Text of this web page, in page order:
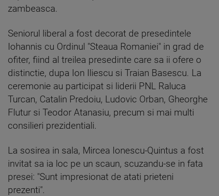
zambeasca.
Seniorul liberal a fost decorat de presedintele
Iohannis cu Ordinul "Steaua Romaniei" in grad de
ofiter, fiind al treilea presedinte care sa ii ofere o
distinctie, dupa Ion Iliescu si Traian Basescu. La
ceremonie au participat si liderii PNL Raluca
Turcan, Catalin Predoiu, Ludovic Orban, Gheorghe
Flutur si Teodor Atanasiu, precum si mai multi
consilieri prezidentiali.
La sosirea in sala, Mircea Ionescu-Quintus a fost
invitat sa ia loc pe un scaun, scuzandu-se in fata
presei: "Sunt impresionat de atati prieteni
prezenti".